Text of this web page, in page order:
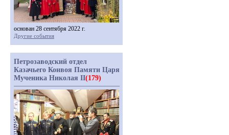
основан 28 сентября 2022 г.
Другие события
Петрозаводский отдел
Казачьего Конвоя Памяти Царя
Мученика Николая II(179)